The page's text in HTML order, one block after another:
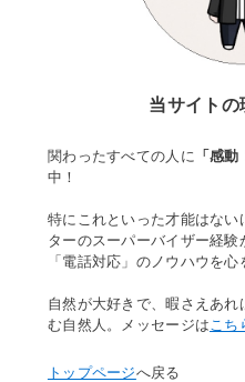
当サイトの
関わったすべての人に 「感動
中！
特にこれといった才能はな
ターのスーパーバイザー経
「電話対応」のノウハウを心
自然が大好きで、暇さえあ
む自然人。メッセージは こち
トップページへ戻る